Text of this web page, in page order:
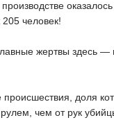
человек!
жертвы здесь —
доля
чем от рук